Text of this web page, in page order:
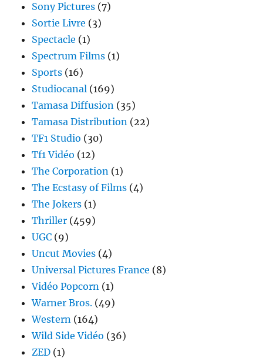
Sony Pictures (7)
Sortie Livre (3)
Spectacle (1)
Spectrum Films (1)
Sports (16)
Studiocanal (169)
Tamasa Diffusion (35)
Tamasa Distribution (22)
TF1 Studio (30)
Tf1 Vidéo (12)
The Corporation (1)
The Ecstasy of Films (4)
The Jokers (1)
Thriller (459)
UGC (9)
Uncut Movies (4)
Universal Pictures France (8)
Vidéo Popcorn (1)
Warner Bros. (49)
Western (164)
Wild Side Vidéo (36)
ZED (1)